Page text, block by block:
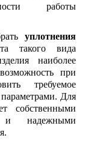
работы
уплотнения
такого вида
наиболее
при
требуемое
Для
собственными
и надежными